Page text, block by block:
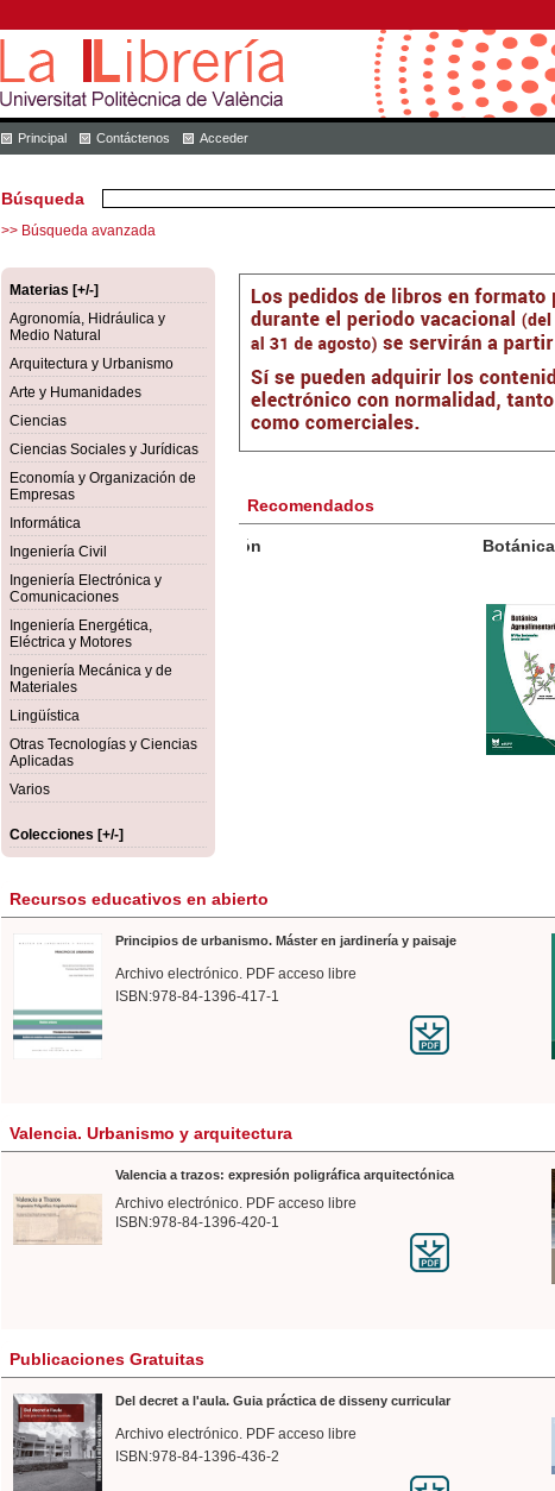
Principal Contáctenos Acceder
Búsqueda
>> Búsqueda avanzada
Materias [+/-]
Agronomía, Hidráulica y
Medio Natural
Arquitectura y Urbanismo
Arte y Humanidades
Ciencias
Ciencias Sociales y Jurídicas
Economía y Organización de
Empresas
Informática
Ingeniería Civil
Ingeniería Electrónica y
Comunicaciones
Ingeniería Energética,
Eléctrica y Motores
Ingeniería Mecánica y de
Materiales
Lingüística
Otras Tecnologías y Ciencias
Aplicadas
Varios
Colecciones [+/-]
Recomendados
Botánica Agroalimentaria
35,00 €
IVA INCLUIDO
Recursos educativos en abierto
Principios de urbanismo. Máster en jardinería y paisaje
Archivo electrónico. PDF acceso libre
ISBN:978-84-1396-417-1
Valencia. Urbanismo y arquitectura
Valencia a trazos: expresión poligráfica arquitectónica
Archivo electrónico. PDF acceso libre
ISBN:978-84-1396-420-1
Publicaciones Gratuitas
Del decret a l'aula. Guia práctica de disseny curricular
Archivo electrónico. PDF acceso libre
ISBN:978-84-1396-436-2